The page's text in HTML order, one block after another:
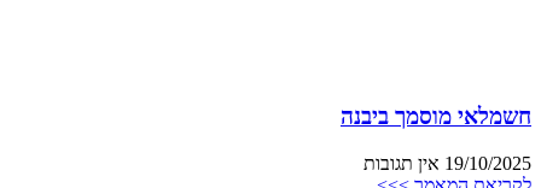
חשמלאי מוסמך ביבנה
19/10/2025 אין תגובות